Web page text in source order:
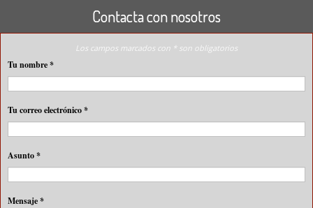
Contacta con nosotros
Los campos marcados con * son obligatorios
Tu nombre*
Tu correo electrónico*
Asunto*
Mensaje*